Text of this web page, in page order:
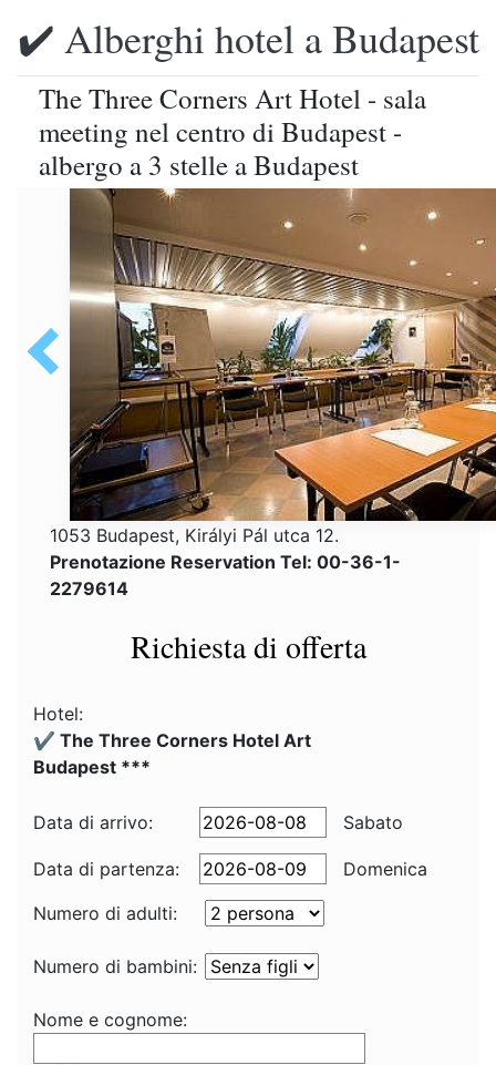
✔️ Alberghi hotel a Budapest
The Three Corners Art Hotel - sala
meeting nel centro di Budapest -
albergo a 3 stelle a Budapest
1053 Budapest, Királyi Pál utca 12.
Prenotazione Reservation Tel: 00-36-1-
2279614
Richiesta di offerta
Hotel:
✔️ The Three Corners Hotel Art
Budapest ***
Data di arrivo: Sabato
Data di partenza:
Domenica
Numero di adulti:
Numero di bambini:
Nome e cognome: